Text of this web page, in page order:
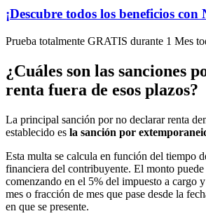
¡Descubre todos los beneficios
Prueba totalmente GRATIS durante 1 Mes
¿Cuáles son las sanciones
renta fuera de esos plazos?
La principal sanción por no declarar renta
establecido es la sanción por
Esta multa se calcula en función del tiempo
financiera del contribuyente. El monto
comenzando en el 5% del impuesto a cargo
mes o fracción de mes que pase desde la
en que se presente.